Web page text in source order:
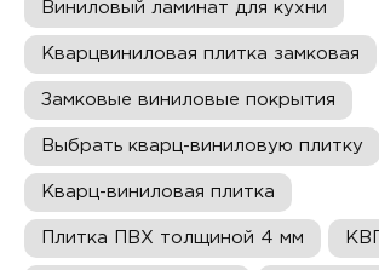
Виниловый ламинат для кухни
Кварцвиниловая плитка замковая
Замковые виниловые покрытия
Выбрать кварц-виниловую плитку
Кварц-виниловая плитка
Плитка ПВХ толщиной 4 мм КВП